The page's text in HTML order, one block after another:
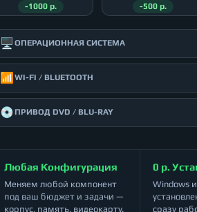
-1000 р. -500 р.
🖥️ ОПЕРАЦИОННАЯ СИСТЕМА
📶 WI-FI / BLUETOOTH
💿 ПРИВОД DVD / BLU-RAY
Любая Конфигурация
Меняем любой компонент
под ваш бюджет и задачи —
корпус, память, видеокарту.
0 р.
Windows
сразу